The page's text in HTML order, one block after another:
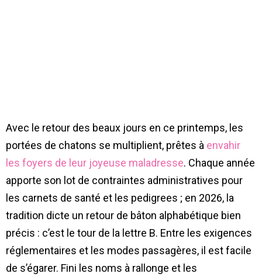
Avec le retour des beaux jours en ce printemps, les
portées de chatons se multiplient, prêtes à envahir
les foyers de leur joyeuse maladresse. Chaque année
apporte son lot de contraintes administratives pour
les carnets de santé et les pedigrees ; en 2026, la
tradition dicte un retour de bâton alphabétique bien
précis : c’est le tour de la lettre B. Entre les exigences
réglementaires et les modes passagères, il est facile
de s’égarer. Fini les noms à rallonge et les